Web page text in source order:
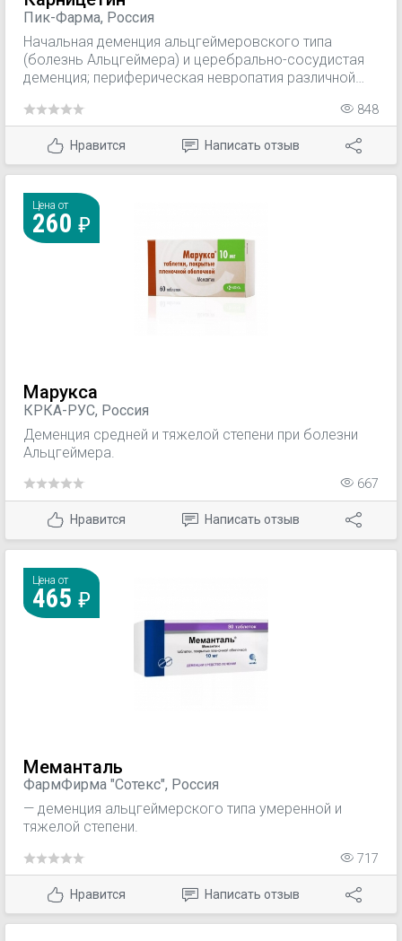
Пик-Фарма, Россия
Начальная деменция альцгеймеровского типа
(болезнь Альцгеймера) и церебрально-сосудистая
деменция; периферическая невропатия различной
синдромы на фоне сосудистой энцефалопатии;
снижение умственной работоспособности, для
улучшения концентрации внимания и памяти.
848
Нравится Написать отзыв
Цена от
260
Марукса
КРКА-РУС, Россия
Деменция средней и тяжелой степени при болезни
Альцгеймера.
667
Нравится Написать отзыв
Цена от
465
Меманталь
ФармФирма "Сотекс", Россия
— деменция альцгеймерского типа умеренной и
тяжелой степени.
717
Нравится Написать отзыв